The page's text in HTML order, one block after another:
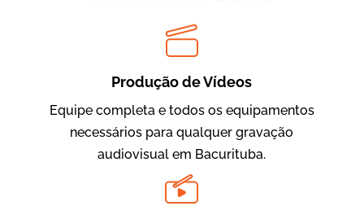
BRF Parceiros
Vídeos de Integração e Segurança
Produção de Vídeos
Equipe completa e todos os equipamentos
necessários para qualquer gravação
audiovisual em Bacurituba.